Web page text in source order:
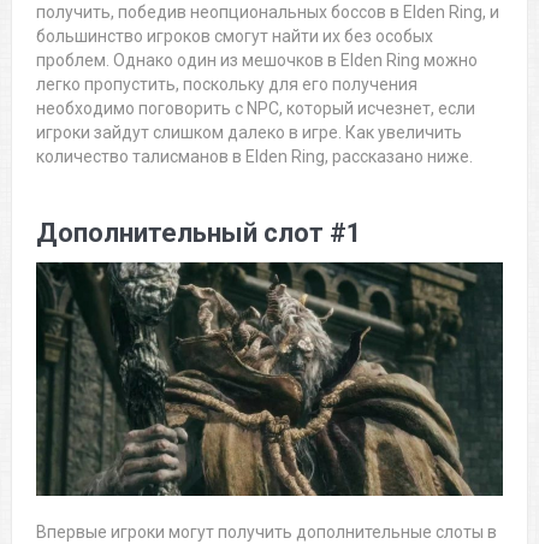
получить, победив неопциональных боссов в Elden Ring, и
большинство игроков смогут найти их без особых
проблем. Однако один из мешочков в Elden Ring можно
легко пропустить, поскольку для его получения
необходимо поговорить с NPC, который исчезнет, если
игроки зайдут слишком далеко в игре. Как увеличить
количество талисманов в Elden Ring, рассказано ниже.
Дополнительный слот #1
Впервые игроки могут получить дополнительные слоты в